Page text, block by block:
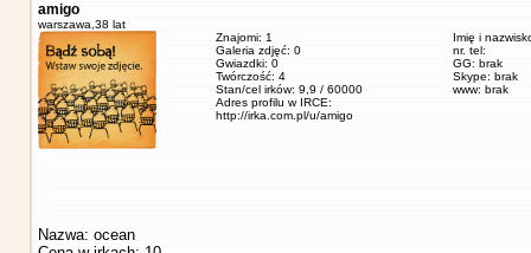
amigo
warszawa, 38 lat
Znajomi: 1
Galeria zdjęć: 0
Gwiazdki: 0
Twórczość: 4
Stan/cel irków: 9,9 / 60000
Adres profilu w IRCE:
http://irka.com.pl/u/amigo
Imię i
nr. tel:
GG: brak
Skype: brak
www: brak
Nazwa: ocean